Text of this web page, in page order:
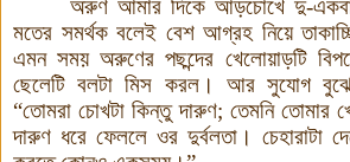
অরুণ আমার দিকে আড়চোখে দু-
মতের সমর্থক বলেই বেশ আগ্রহ নিয়ে
এমন সময় অরুণের পছন্দের খেলোয়াড়টি
ছেলেটি বলটা মিস করল। আর সুযোগ
“তোমরা চোখটা কিন্তু দারুণ; তেমনি তোমার
দারুণ ধরে ফেললে ওর দুর্বলতা । চেহারাটা